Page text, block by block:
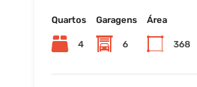
Quartos
4
Garagens
6
Área
368